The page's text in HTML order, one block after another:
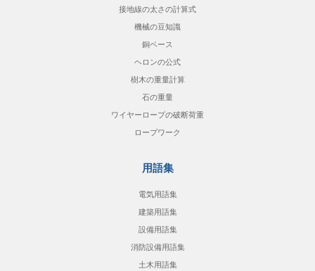
接地線の太さの計算式
機械の豆知識
銅ベース
ヘロンの公式
樹木の重量計算
石の重量
ワイヤーロープの破断荷重
ロープワーク
用語集
電気用語集
建築用語集
設備用語集
消防設備用語集
土木用語集